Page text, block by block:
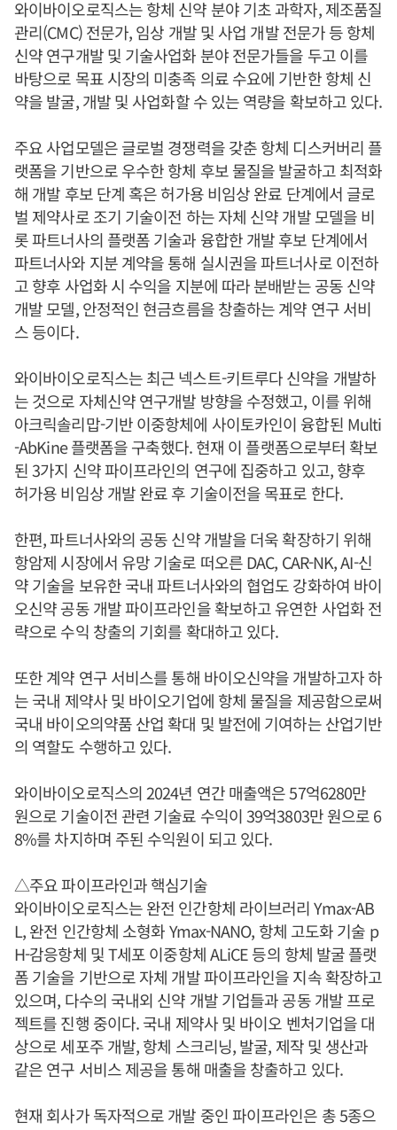
와이바이오로직스는 항체 신약 분야 기초 과학자, 제조품질
관리(CMC) 전문가, 임상 개발 및 사업 개발 전문가 등 항체
신약 연구개발 및 기술사업화 분야 전문가들을 두고 이를
바탕으로 목표 시장의 미충족 의료 수요에 기반한 항체 신
약을 발굴, 개발 및 사업화할 수 있는 역량을 확보하고 있다.
주요 사업모델은 글로벌 경쟁력을 갖춘 항체 디스커버리 플
랫폼을 기반으로 우수한 항체 후보 물질을 발굴하고 최적화
해 개발 후보 단계 혹은 허가용 비임상 완료 단계에서 글로
벌 제약사로 조기 기술이전 하는 자체 신약 개발 모델을 비
롯 파트너사의 플랫폼 기술과 융합한 개발 후보 단계에서
파트너사와 지분 계약을 통해 실시권을 파트너사로 이전하
고 향후 사업화 시 수익을 지분에 따라 분배받는 공동 신약
개발 모델, 안정적인 현금흐름을 창출하는 계약 연구 서비
스 등이다.
와이바이오로직스는 최근 넥스트-키트루다 신약을 개발하
는 것으로 자체신약 연구개발 방향을 수정했고, 이를 위해
아크릭솔리맙-기반 이중항체에 사이토카인이 융합된 Multi
-AbKine 플랫폼을 구축했다. 현재 이 플랫폼으로부터 확보
된 3가지 신약 파이프라인의 연구에 집중하고 있고, 향후
허가용 비임상 개발 완료 후 기술이전을 목표로 한다.
한편, 파트너사와의 공동 신약 개발을 더욱 확장하기 위해
항암제 시장에서 유망 기술로 떠오른 DAC, CAR-NK, AI-신
약 기술을 보유한 국내 파트너사와의 협업도 강화하여 바이
오신약 공동 개발 파이프라인을 확보하고 유연한 사업화 전
략으로 수익 창출의 기회를 확대하고 있다.
또한 계약 연구 서비스를 통해 바이오신약을 개발하고자 하
는 국내 제약사 및 바이오기업에 항체 물질을 제공함으로써
국내 바이오의약품 산업 확대 및 발전에 기여하는 산업기반
의 역할도 수행하고 있다.
와이바이오로직스의 2024년 연간 매출액은 57억6280만
원으로 기술이전 관련 기술료 수익이 39억3803만 원으로 6
8%를 차지하며 주된 수익원이 되고 있다.
△주요 파이프라인과 핵심기술
와이바이오로직스는 완전 인간항체 라이브러리 Ymax-AB
L, 완전 인간항체 소형화 Ymax-NANO, 항체 고도화 기술 p
H-감응항체 및 T세포 이중항체 ALiCE 등의 항체 발굴 플랫
폼 기술을 기반으로 자체 개발 파이프라인을 지속 확장하고
있으며, 다수의 국내외 신약 개발 기업들과 공동 개발 프로
젝트를 진행 중이다. 국내 제약사 및 바이오 벤처기업을 대
상으로 세포주 개발, 항체 스크리닝, 발굴, 제작 및 생산과
같은 연구 서비스 제공을 통해 매출을 창출하고 있다.
현재 회사가 독자적으로 개발 중인 파이프라인은 총 5종으